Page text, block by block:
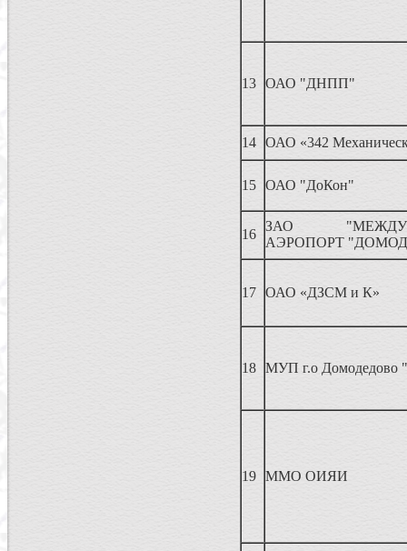
13 ОАО "ДНПП"
14 ОАО «342
15 ОАО "ДоКон"
16
ЗАО
АЭРОПОРТ
17 ОАО «ДЗСМ и К»
18 МУП г.о Домодедово
19 ММО ОИЯИ